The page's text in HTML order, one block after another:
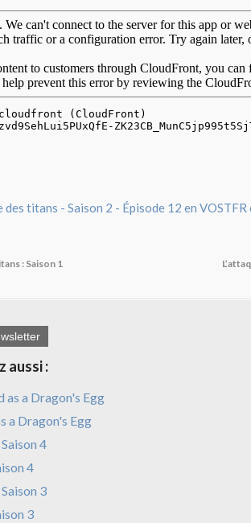
des titans - Saison 2 - Épisode 12 en
: Saison 1
aussi :
a Dragon's Egg
4
3